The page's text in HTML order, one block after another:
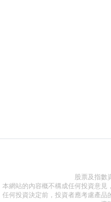
股票及指數
本網站的內容概不構成任何投資意見
任何投資決定前，投資者應考慮產品